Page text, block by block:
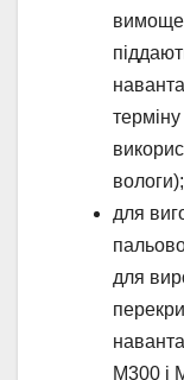
терміну
вологи);
для
для
М300 і